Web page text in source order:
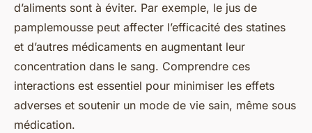
d’aliments sont à éviter. Par exemple, le jus de
pamplemousse peut affecter l’efficacité des statines
et d’autres médicaments en augmentant leur
concentration dans le sang. Comprendre ces
interactions est essentiel pour minimiser les effets
adverses et soutenir un mode de vie sain, même sous
médication.